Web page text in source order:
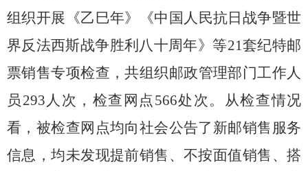
组织开展 《乙巳年》《中国人民抗日战争暨世
界反法西斯战争胜利八十周年》等21套纪特邮
票销售专项检查，共组织邮政管理部门工作人
员 293人次，检查网点566处次。 从检查情况
看，被检查网点均向社会公告了新邮销售服务
信息，均未发现提前销售、不按面值销售、搭